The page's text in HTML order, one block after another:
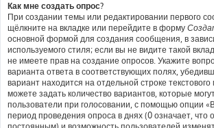
Как мне создать опрос?
При создании темы или редактировании первого
щёлкните на вкладке или перейдите в форму
основной формой для создания сообщения, в
используемого стиля; если вы не видите такой
не имеете прав на создание опросов. Укажите
варианта ответа в соответствующих полях,
вариант находится на отдельной строке
можете задать количество вариантов, которые
пользователи при голосовании, с помощью опции
период проведения опроса в днях (0 означает, что